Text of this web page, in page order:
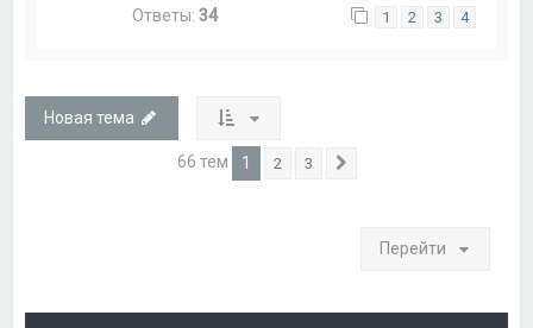
Ответы:34 1 2 3 4
Новая тема
66 тем 1 2 3
Перейти